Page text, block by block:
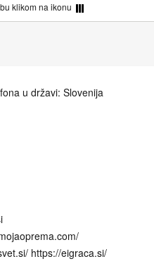
klikom na ikonu
u državi: Slovenija
https://eigraca.si/